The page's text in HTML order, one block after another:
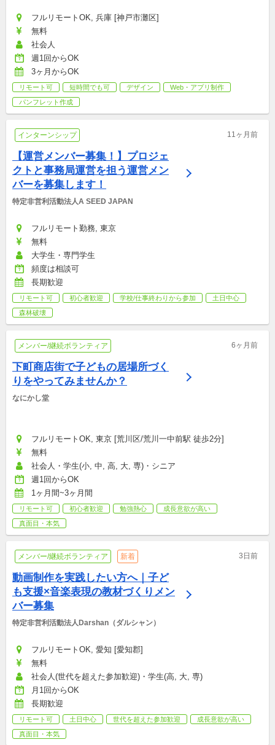
フルリモートOK, 兵庫 [神戸市灘区]
無料
社会人
週1回からOK
3ヶ月からOK
リモート可 短時間でも可 デザイン
Web・アプリ制作
パンフレット作成
インターンシップ 11ヶ月前
【運営メンバー募集！】プロジェ
クトと事務局運営を担う運営メン
バーを募集します！
特定非営利活動法人A SEED JAPAN
フルリモート勤務, 東京
無料
大学生・専門学生
頻度は相談可
長期歓迎
リモート可 初心者歓迎 学校/仕事終わりから参加
土日中心
森林破壊
メンバー/継続ボランティア 6ヶ月前
下町商店街で子どもの居場所づく
りをやってみませんか？
なにかし堂
フルリモートOK, 東京 [荒川区/荒川一中前駅 徒歩2分]
無料
社会人・学生(小, 中, 高, 大, 専)・シニア
週1回からOK
1ヶ月間~3ヶ月間
リモート可 初心者歓迎 勉強熱心
成長意欲が高い
真面目・本気
メンバー/継続ボランティア 新着 3日前
動画制作を実践したい方へ｜子ど
も支援×音楽表現の教材づくりメン
バー募集
特定非営利活動法人Darshan（ダルシャン）
フルリモートOK, 愛知 [愛知郡]
無料
社会人(世代を超えた参加歓迎)・学生(高, 大, 専)
月1回からOK
長期歓迎
リモート可 土日中心 世代を超えた参加歓迎
成長意欲が高い
真面目・本気